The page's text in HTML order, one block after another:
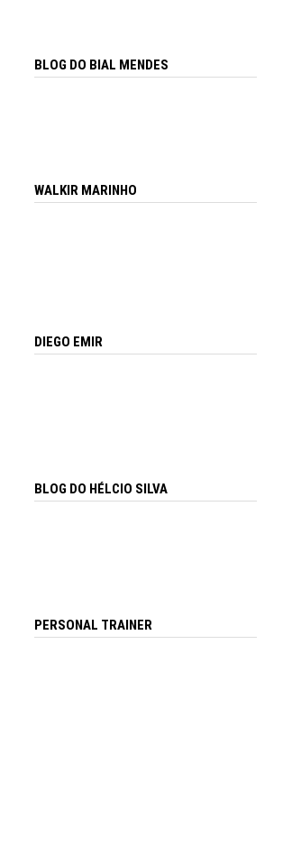
BLOG DO BIAL MENDES
WALKIR MARINHO
DIEGO EMIR
BLOG DO HÉLCIO SILVA
PERSONAL TRAINER